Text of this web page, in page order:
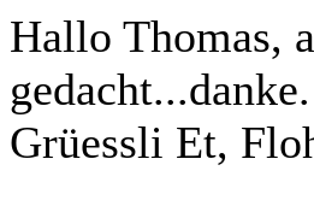
Hallo Thomas,
gedacht...danke.
Grüessli Et,